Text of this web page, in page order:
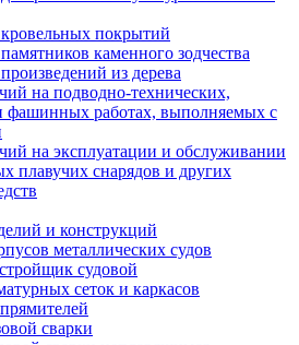
кровельных покрытий
каменного зодчества
из дерева
на подводно-технических,
фашинных работах, выполняемых с
на эксплуатации и обслуживании
плавучих снарядов и других
и конструкций
металлических судов
судовой
сеток и каркасов
сварки